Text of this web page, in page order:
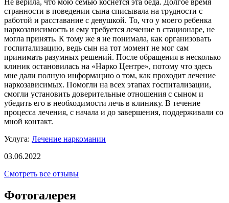
Не верила, что мою семью коснется эта беда. Долгое время
странности в поведении сына списывала на трудности с
работой и расставание с девушкой. То, что у моего ребенка
наркозависимость и ему требуется лечение в стационаре, не
могла принять. К тому же я не понимала, как организовать
госпитализацию, ведь сын на тот момент не мог сам
принимать разумных решений. После обращения в несколько
клиник остановилась на «Нарко Центре», потому что здесь
мне дали полную информацию о том, как проходит лечение
наркозависимых. Помогли на всех этапах госпитализации,
смогли установить доверительные отношения с сыном и
убедить его в необходимости лечь в клинику. В течение
процесса лечения, с начала и до завершения, поддерживали со
мной контакт.
Услуга: Лечение наркомании
03.06.2022
Смотреть все отзывы
Фотогалерея